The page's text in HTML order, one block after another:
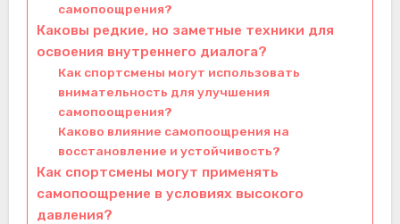
самопоощрения?
Каковы редкие, но заметные техники для
освоения внутреннего диалога?
Как спортсмены могут использовать
внимательность для улучшения
самопоощрения?
Каково влияние самопоощрения на
восстановление и устойчивость?
Как спортсмены могут применять
самопоощрение в условиях высокого
давления?